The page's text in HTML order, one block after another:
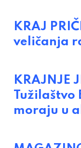
KRAJ
veličanja
KRAJNJE
Tužilaštvo
moraju u